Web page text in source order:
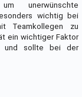
unerwünschte
wichtig bei
Teamkollegen zu
ein wichtiger Faktor
und sollte bei der